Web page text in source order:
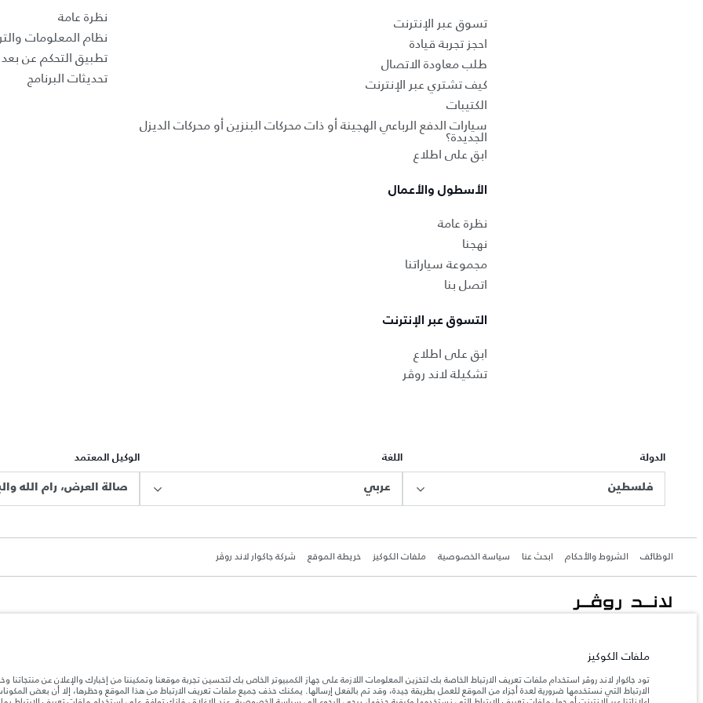
تسوق عبر الإنترنت
احجز تجربة قيادة
طلب معاودة الاتصال
كيف تشتري عبر الإنترنت
الكتيبات
سيارات الدفع الرباعي الهجينة أو ذات محركات البنزين أو محركات الديزل
الجديدة؟
ابق على اطلاع
الأسطول والأعمال
نظرة عامة
نهجنا
مجموعة سياراتنا
اتصل بنا
التسوق عبر الإنترنت
ابق على اطلاع
تشكيلة لاند روڤر
نظرة عامة
نظام المعلومات
تطبيق التحكم عن بعد
تحديثات البرنامج
الدولة
فلسطين
اللغة
عربي
الوكيل المعتمد
صالة العرض، رام الله
الوظائف الشروط والأحكام ابحث عنا سياسة الخصوصية ملفات الكوكيز خريطة الموقع شركة جاكوار لاند روڤر
فلسطين, شركة ريتز موترز المحدودة
ملفات الكوكيز
تود جاكوار لاند روڤر استخدام ملفات تعريف الارتباط الخاصة بك لتخزين المعلومات اللازمة على جهاز الكمبيوتر الخاص بك لتحسين تجربة موقعنا وتمكيننا من إخبارك والإعلان عن
الارتباط التي نستخدمها ضرورية لعدة أجزاء من الموقع للعمل بطريقة جيدة، وقد تم بالفعل إرسالها. يمكنك حذف جميع ملفات تعريف الارتباط من هذا الموقع وحظرها، إلا أن بعض